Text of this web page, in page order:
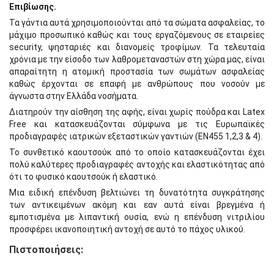
Επιβίωσης.
Τα γάντια αυτά χρησιμοποιούνται από τα σώματα ασφαλείας, το
μάχιμο προσωπικό καθώς και τους εργαζόμενους σε εταιρείες
security, ψησταριές και διανομείς τροφίμων. Τα τελευταία
χρόνια με την είσοδο των λαθρομεταναστών στη χώρα μας, είναι
απαραίτητη η ατομική προστασία των σωμάτων ασφαλείας
καθώς έρχονται σε επαφή με ανθρώπους που νοσούν με
άγνωστα στην Ελλάδα νοσήματα.
Διατηρούν την αίσθηση της αφής, είναι χωρίς πούδρα και Latex
Free και κατασκευάζονται σύμφωνα με τις Ευρωπαϊκές
προδιαγραφές ιατρικών εξεταστικών γαντιών (EN455 1,2,3 & 4).
Το συνθετικό καουτσούκ από το οποίο κατασκευάζονται έχει
πολύ καλύτερες προδιαγραφές αντοχής και ελαστικότητας από
ότι το φυσικό καουτσούκ ή ελαστικό.
Μια ειδική επένδυση βελτιώνει τη δυνατότητα συγκράτησης
των αντικειμένων ακόμη και εαν αυτά είναι βρεγμένα ή
εμποτισμένα με λιπαντική ουσία, ενώ η επένδυση νιτριλίου
προσφέρει ικανοποιητική αντοχή σε αυτό το πάχος υλικού.
Πιστοποιήσεις: